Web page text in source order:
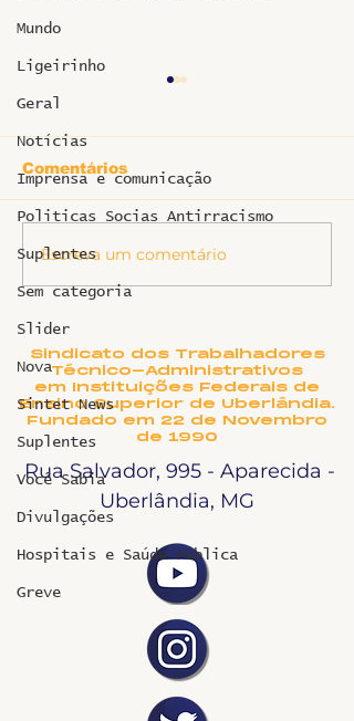
Mundo
Ligeirinho
Geral
Notícias
Imprensa e comunicação
Politicas Socias Antirracismo
Suplentes
Sem categoria
Slider
Nova
Sintet News
Suplentes
Você Sabia
Divulgações
Hospitais e Saúde Pública
Greve
GT do MEC divulga
regulamentação do
RSC para TAEs:
conquista simbólica
da luta coletiva
Comentários
Escreva um comentário
Sindicato dos Trabalhadores
Técnico-Administrativos
em Instituições Federais de
Ensino Superior de Uberlândia.
Fundado em 22 de Novembro
de 1990
Rua Salvador, 995 - Aparecida -
Uberlândia, MG